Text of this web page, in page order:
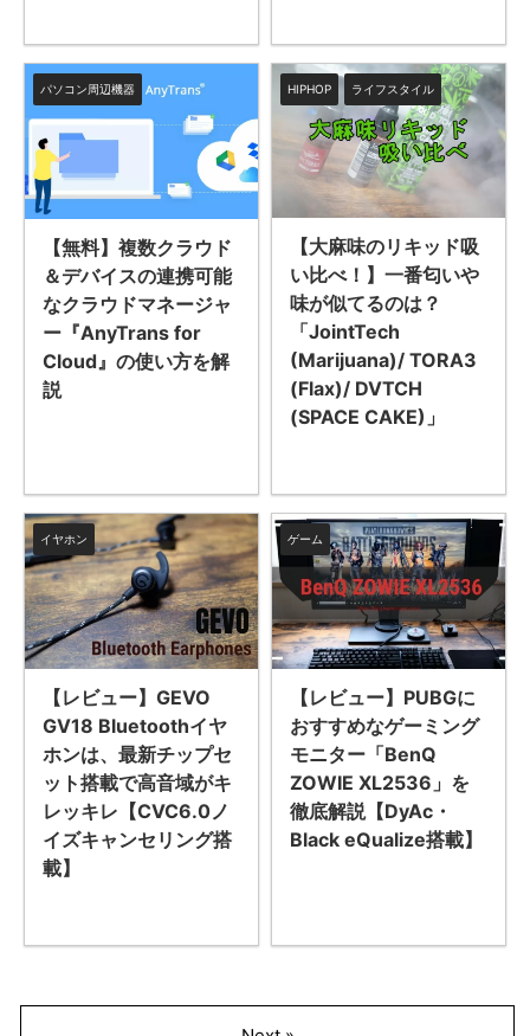
パソコン周辺機器
【無料】複数クラウド
＆デバイスの連携可能
なクラウドマネージャ
ー『AnyTrans for
Cloud』の使い方を解
説
HIPHOP ライフスタイル
【大麻味のリキッド吸
い比べ！】一番匂いや
味が似てるのは？
「JointTech
(Marijuana)/ TORA3
(Flax)/ DVTCH
(SPACE CAKE)」
イヤホン
【レビュー】GEVO
GV18 Bluetoothイヤ
ホンは、最新チップセ
ット搭載で高音域がキ
レッキレ【CVC6.0ノ
イズキャンセリング搭
載】
ゲーム
【レビュー】PUBGに
おすすめなゲーミング
モニター「BenQ
ZOWIE XL2536」を
徹底解説【DyAc・
Black eQualize搭載】